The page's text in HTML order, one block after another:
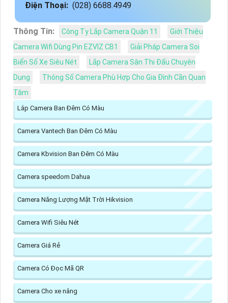
Điện Thoại: (028) 6688.4949
Thông Tin: Công Ty Lắp Camera Quận 11
Giới Thiệu
Camera Wifi Dùng Pin EZVIZ CB1
Giải Pháp Camera Soi
Biển Số Xe Siêu Nét
Lắp Camera Sân Thi Đấu Chuyên
Dụng
Thông Số Camera Phù Hợp Cho Gia Đình Cần Quan
Tâm
Lắp Camera Ban Đêm Có Màu
Camera Vantech Ban Đêm Có Màu
Camera Kbvision Ban Đêm Có Màu
Camera speedom Dahua
Camera Năng Lượng Mặt Trời Hikvision
Camera Wifi Siêu Nét
Camera Giá Rẻ
Camera Có Đọc Mã QR
Camera Cho xe nâng